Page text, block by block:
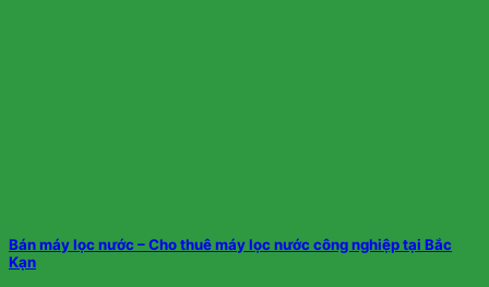
Bán máy lọc nước – Cho thuê máy lọc nước công nghiệp tại Bắc
Kạn